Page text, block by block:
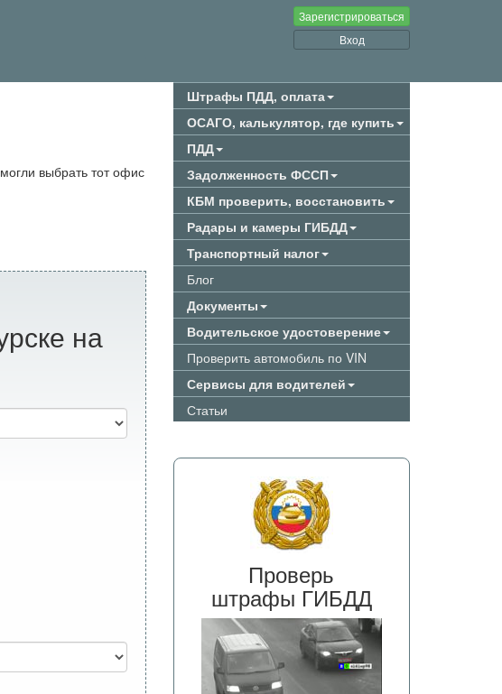
Зарегистрироваться
Вход
выбрать тот офис
на
Штрафы ПДД, оплата
ОСАГО, калькулятор, где купить
ПДД
Задолженность ФССП
КБМ проверить, восстановить
Радары и камеры ГИБДД
Транспортный налог
Блог
Документы
Водительское удостоверение
Проверить автомобиль по VIN
Сервисы для водителей
Статьи
Проверь
штрафы ГИБДД